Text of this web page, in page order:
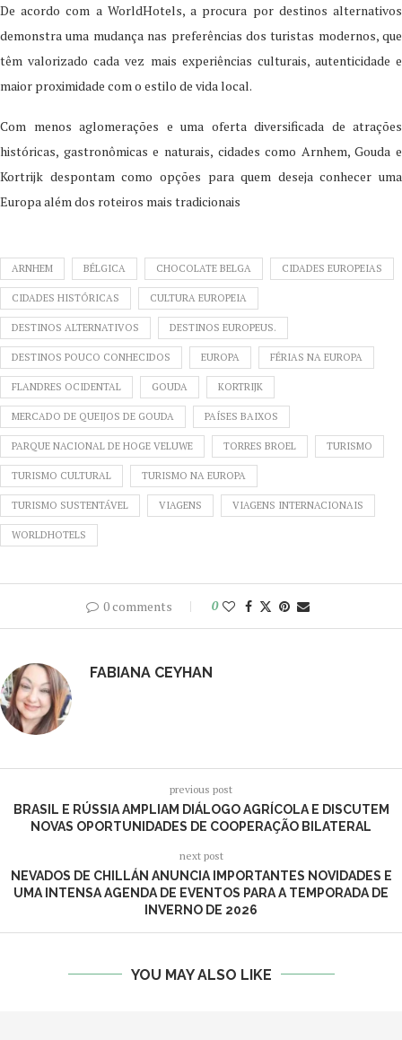
De acordo com a WorldHotels, a procura por destinos alternativos
demonstra uma mudança nas preferências dos turistas modernos, que
têm valorizado cada vez mais experiências culturais, autenticidade e
maior proximidade com o estilo de vida local.
Com menos aglomerações e uma oferta diversificada de atrações
históricas, gastronômicas e naturais, cidades como Arnhem, Gouda e
Kortrijk despontam como opções para quem deseja conhecer uma
Europa além dos roteiros mais tradicionais
ARNHEM BÉLGICA CHOCOLATE BELGA CIDADES EUROPEIAS
CIDADES HISTÓRICAS CULTURA EUROPEIA
DESTINOS ALTERNATIVOS DESTINOS EUROPEUS.
DESTINOS POUCO CONHECIDOS EUROPA FÉRIAS NA EUROPA
FLANDRES OCIDENTAL GOUDA KORTRIJK
MERCADO DE QUEIJOS DE GOUDA PAÍSES BAIXOS
PARQUE NACIONAL DE HOGE VELUWE TORRES BROEL TURISMO
TURISMO CULTURAL TURISMO NA EUROPA
TURISMO SUSTENTÁVEL VIAGENS VIAGENS INTERNACIONAIS
WORLDHOTELS
0 comments 0
FABIANA CEYHAN
previous post
BRASIL E RÚSSIA AMPLIAM DIÁLOGO AGRÍCOLA E DISCUTEM
NOVAS OPORTUNIDADES DE COOPERAÇÃO BILATERAL
next post
NEVADOS DE CHILLÁN ANUNCIA IMPORTANTES NOVIDADES E
UMA INTENSA AGENDA DE EVENTOS PARA A TEMPORADA DE
INVERNO DE 2026
YOU MAY ALSO LIKE